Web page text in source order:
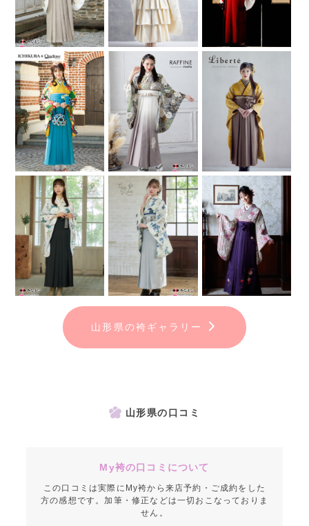
山形県の袴ギャラリー
山形県の口コミ
My袴の口コミについて
この口コミは実際にMy袴から来店予約・ご成約をした
方の感想です。加筆・修正などは一切おこなっておりま
せん。